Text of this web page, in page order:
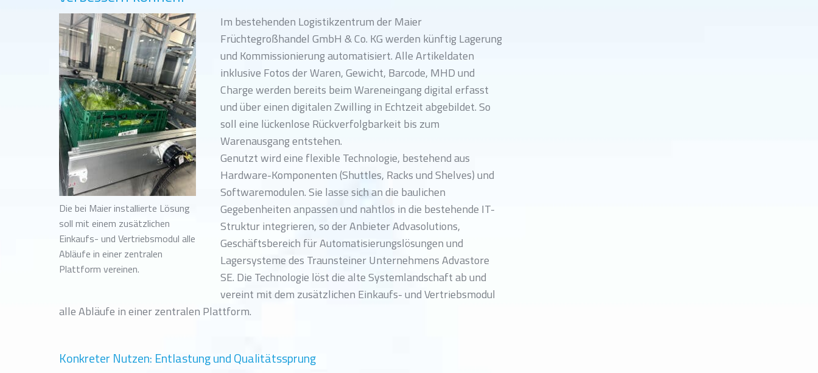
Die bei Maier installierte Lösung
soll mit einem zusätzlichen
Einkaufs- und Vertriebsmodul alle
Abläufe in einer zentralen
Plattform vereinen.
Im bestehenden Logistikzentrum der Maier
Früchtegroßhandel GmbH & Co. KG werden künftig Lagerung
und Kommissionierung automatisiert. Alle Artikeldaten
inklusive Fotos der Waren, Gewicht, Barcode, MHD und
Charge werden bereits beim Wareneingang digital erfasst
und über einen digitalen Zwilling in Echtzeit abgebildet. So
soll eine lückenlose Rückverfolgbarkeit bis zum
Warenausgang entstehen.
Genutzt wird eine flexible Technologie, bestehend aus
Hardware-Komponenten (Shuttles, Racks und Shelves) und
Softwaremodulen. Sie lasse sich an die baulichen
Gegebenheiten anpassen und nahtlos in die bestehende IT-
Struktur integrieren, so der Anbieter Advasolutions,
Geschäftsbereich für Automatisierungslösungen und
Lagersysteme des Traunsteiner Unternehmens Advastore
SE. Die Technologie löst die alte Systemlandschaft ab und
vereint mit dem zusätzlichen Einkaufs- und Vertriebsmodul
alle Abläufe in einer zentralen Plattform.
Konkreter Nutzen: Entlastung und Qualitätssprung